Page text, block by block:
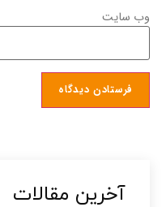
وب‌ سایت
آخرین مقالات​